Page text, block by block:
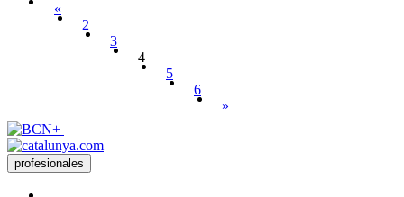
«
2
3
4
5
6
»
profesionales